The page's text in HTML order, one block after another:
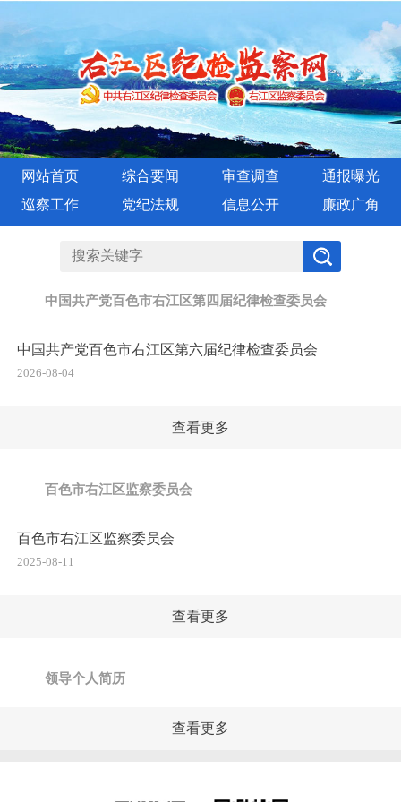
网站首页 综合要闻 审查调查
通报曝光
巡察工作
党纪法规 信息公开 廉政广角
中国共产党百色市右江区第四届纪律检查委员会
中国共产党百色市右江区第六届纪律检查委员会
2026-08-04
查看更多
百色市右江区监察委员会
百色市右江区监察委员会
2025-08-11
查看更多
领导个人简历
查看更多